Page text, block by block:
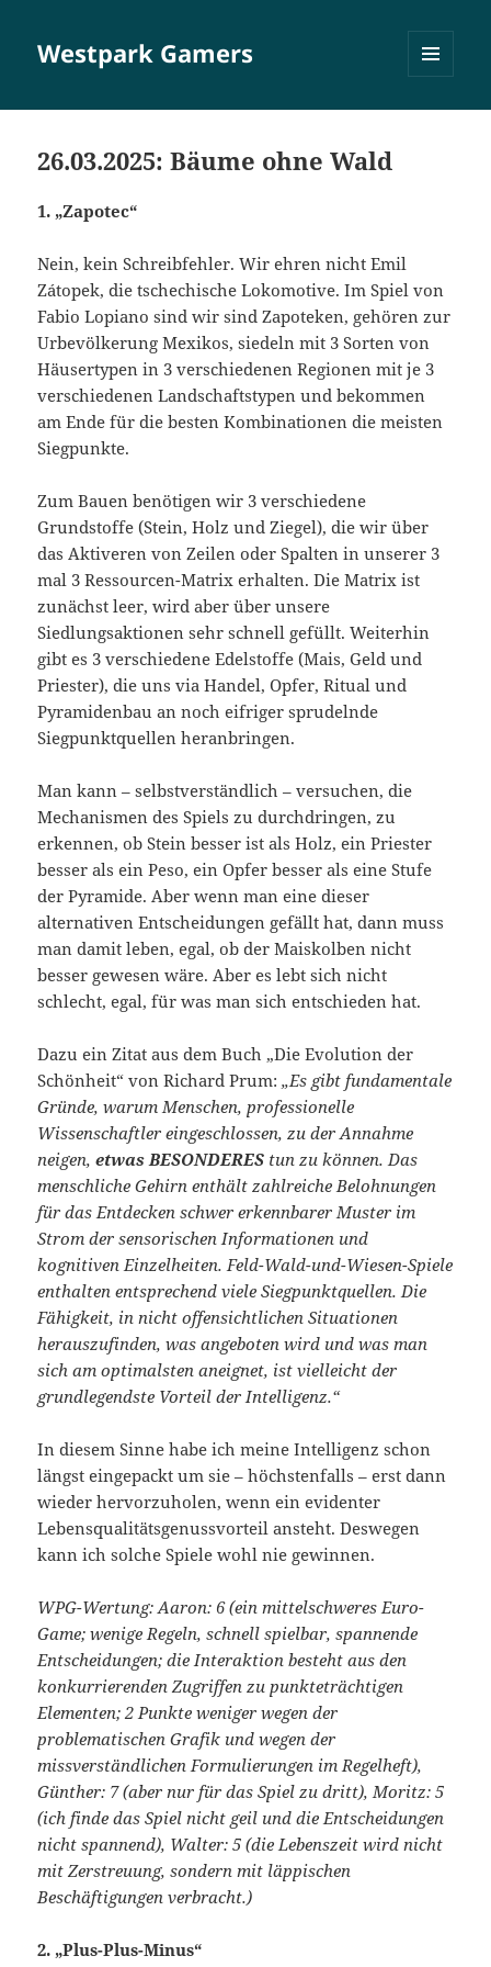
Westpark Gamers
26.03.2025: Bäume ohne Wald
1. „Zapotec“
Nein, kein Schreibfehler. Wir ehren nicht Emil
Zátopek, die tschechische Lokomotive. Im Spiel von
Fabio Lopiano sind wir sind Zapoteken, gehören zur
Urbevölkerung Mexikos, siedeln mit 3 Sorten von
Häusertypen in 3 verschiedenen Regionen mit je 3
verschiedenen Landschaftstypen und bekommen
am Ende für die besten Kombinationen die meisten
Siegpunkte.
Zum Bauen benötigen wir 3 verschiedene
Grundstoffe (Stein, Holz und Ziegel), die wir über
das Aktiveren von Zeilen oder Spalten in unserer 3
mal 3 Ressourcen-Matrix erhalten. Die Matrix ist
zunächst leer, wird aber über unsere
Siedlungsaktionen sehr schnell gefüllt. Weiterhin
gibt es 3 verschiedene Edelstoffe (Mais, Geld und
Priester), die uns via Handel, Opfer, Ritual und
Pyramidenbau an noch eifriger sprudelnde
Siegpunktquellen heranbringen.
Man kann – selbstverständlich – versuchen, die
Mechanismen des Spiels zu durchdringen, zu
erkennen, ob Stein besser ist als Holz, ein Priester
besser als ein Peso, ein Opfer besser als eine Stufe
der Pyramide. Aber wenn man eine dieser
alternativen Entscheidungen gefällt hat, dann muss
man damit leben, egal, ob der Maiskolben nicht
besser gewesen wäre. Aber es lebt sich nicht
schlecht, egal, für was man sich entschieden hat.
Dazu ein Zitat aus dem Buch „Die Evolution der
Schönheit“ von Richard Prum:„Es gibt fundamentale
Gründe, warum Menschen, professionelle
Wissenschaftler eingeschlossen, zu der Annahme
neigen,etwas BESONDERES tun zu können. Das
menschliche Gehirn enthält zahlreiche Belohnungen
für das Entdecken schwer erkennbarer Muster im
Strom der sensorischen Informationen und
kognitiven Einzelheiten. Feld-Wald-und-Wiesen-Spiele
enthalten entsprechend viele Siegpunktquellen. Die
Fähigkeit, in nicht offensichtlichen Situationen
herauszufinden, was angeboten wird und was man
sich am optimalsten aneignet, ist vielleicht der
grundlegendste Vorteil der Intelligenz.“
In diesem Sinne habe ich meine Intelligenz schon
längst eingepackt um sie – höchstenfalls – erst dann
wieder hervorzuholen, wenn ein evidenter
Lebensqualitätsgenussvorteil ansteht. Deswegen
kann ich solche Spiele wohl nie gewinnen.
WPG-Wertung: Aaron: 6 (ein mittelschweres Euro-
Game; wenige Regeln, schnell spielbar, spannende
Entscheidungen; die Interaktion besteht aus den
konkurrierenden Zugriffen zu punkteträchtigen
Elementen; 2 Punkte weniger wegen der
problematischen Grafik und wegen der
missverständlichen Formulierungen im Regelheft),
Günther: 7 (aber nur für das Spiel zu dritt), Moritz: 5
(ich finde das Spiel nicht geil und die Entscheidungen
nicht spannend), Walter: 5 (die Lebenszeit wird nicht
mit Zerstreuung, sondern mit läppischen
Beschäftigungen verbracht.)
2. „Plus-Plus-Minus“